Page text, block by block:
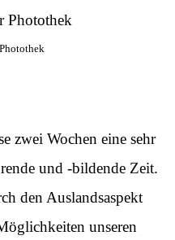
zwei Wochen eine sehr
und -bildende Zeit.
den Auslandsaspekt
unseren